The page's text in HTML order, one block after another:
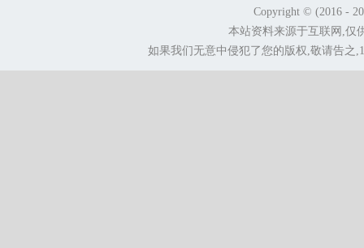
Copyright © (2016 -
本站资料来源于互联网,仅
如果我们无意中侵犯了您的版权,敬请告之